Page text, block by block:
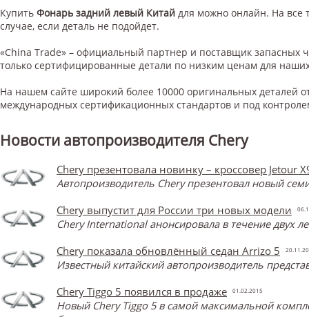
Купить Фонарь задний левый Китай для можно онлайн. На все
случае, если деталь не подойдет.
«China Trade» – официальный партнер и поставщик запасных
только сертифицированные детали по низким ценам для
На нашем сайте широкий более 10000 оригинальных деталей
международных сертификационных стандартов и под
Новости автопроизводителя Chery
Chery презентовала новинку – кроссовер Jetour
Автопроизводитель Chery презентовал новый
Chery выпустит для России три новых модели
Chery International анонсировала в течение двух
Chery показала обновлённый седан Arrizo 5
Известный китайский автопроизводитель
Chery Tiggo 5 появился в продаже
01.02.2015
Новый Chery Tiggo 5 в самой максимальной